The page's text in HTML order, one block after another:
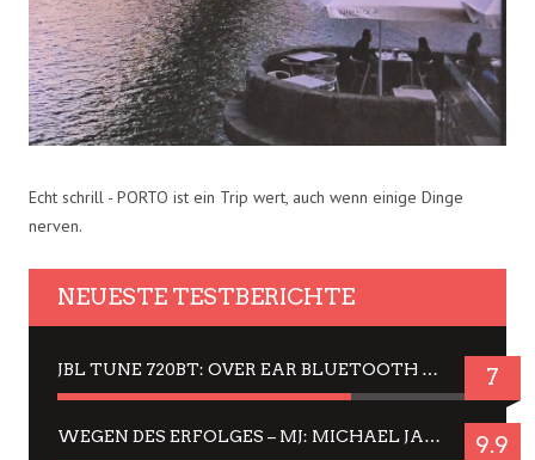
Echt schrill - PORTO ist ein Trip wert, auch wenn einige Dinge
nerven.
NEUESTE TESTBERICHTE
JBL TUNE 720BT: OVER EAR BLUETOOTH KOPFHÖRER UM DIE 50,-€ IM DAUER-TEST 7
WEGEN DES ERFOLGES – MJ: MICHAEL JACKSON MUSICAL IN EINER MATINEE SEHEN 9.9